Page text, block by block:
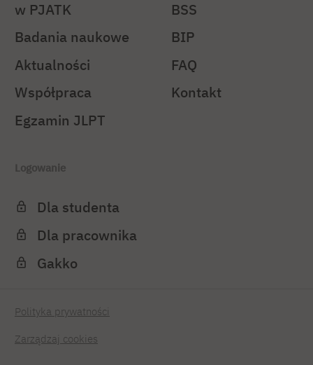
w PJATK
Badania naukowe
Aktualności
Współpraca
Egzamin JLPT
BSS
BIP
FAQ
Kontakt
Logowanie
Dla studenta
Dla pracownika
Gakko
Polityka prywatności
Zarządzaj cookies